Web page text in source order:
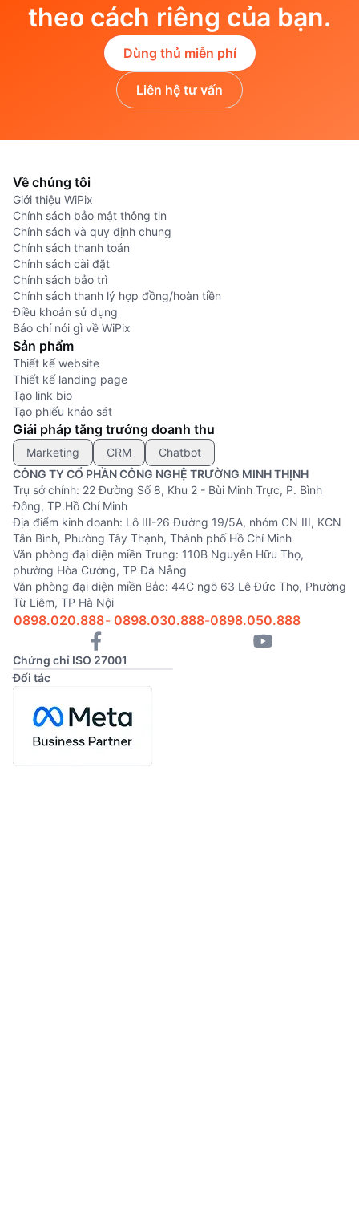
theo cách riêng của bạn.
Dùng thủ miễn phí
Liên hệ tư vấn
Về chúng tôi
Giới thiệu WiPix
Chính sách bảo mật thông tin
Chính sách và quy định chung
Chính sách thanh toán
Chính sách cài đặt
Chính sách bảo trì
Chính sách thanh lý hợp đồng/hoàn tiền
Điều khoản sử dụng
Báo chí nói gì về WiPix
Sản phẩm
Thiết kế website
Thiết kế landing page
Tạo link bio
Tạo phiếu khảo sát
Giải pháp tăng trưởng doanh thu
Marketing CRM
Chatbot
CÔNG TY CỔ PHẦN CÔNG NGHỆ TRƯỜNG MINH THỊNH
Trụ sở chính: 22 Đường Số 8, Khu 2 - Bùi Minh Trực, P. Bình
Đông, TP.Hồ Chí Minh
Địa điểm kinh doanh: Lô III-26 Đường 19/5A, nhóm CN III, KCN
Tân Bình, Phường Tây Thạnh, Thành phố Hồ Chí Minh
Văn phòng đại diện miền Trung: 110B Nguyễn Hữu Thọ,
phường Hòa Cường, TP Đà Nẵng
Văn phòng đại diện miền Bắc: 44C ngõ 63 Lê Đức Thọ, Phường
Từ Liêm, TP Hà Nội
0898.020.888- 0898.030.888-0898.050.888
Chứng chỉ ISO 27001
Đối tác